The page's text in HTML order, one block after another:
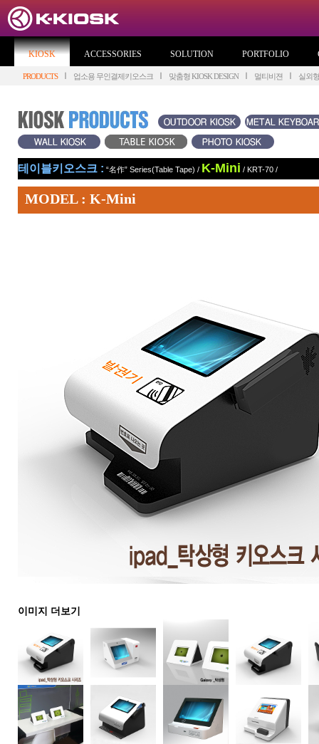
KIOSK ACCESSORIES SOLUTION PORTFOLIO
PRODUCTS 업소용 무인결제키오스크 맞춤형 KIOSK DESIGN 멀티비젼 실외
테이블키오스크 : “名作” Series(Table Tape) / K-Mini / KRT-70 /
MODEL : K-Mini
이미지 더보기